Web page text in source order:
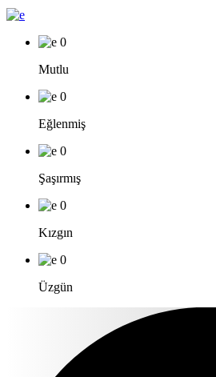
0
Mutlu
0
Eğlenmiş
0
Şaşırmış
0
Kızgın
0
Üzgün